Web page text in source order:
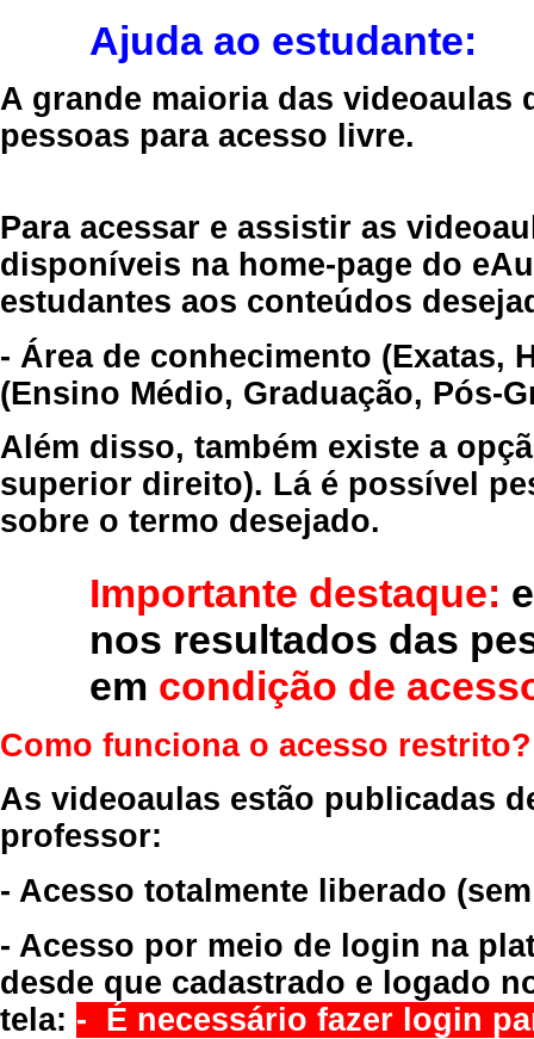
Ajuda ao estudante:
A grande maioria das videoaulas
pessoas para acesso livre.
Para acessar e assistir as
disponíveis na home-page do
estudantes aos conteúdos
- Área de conhecimento (Exatas,
(Ensino Médio, Graduação, Pós-
Além disso, também existe a
superior direito). Lá é possível
sobre o termo desejado.
Importante destaque:
nos resultados das
em condição de
Como funciona o acesso restrito?
As videoaulas estão publicadas
professor:
- Acesso totalmente liberado
- Acesso por meio de login na
desde que cadastrado e logado
tela: - É necessário fazer login